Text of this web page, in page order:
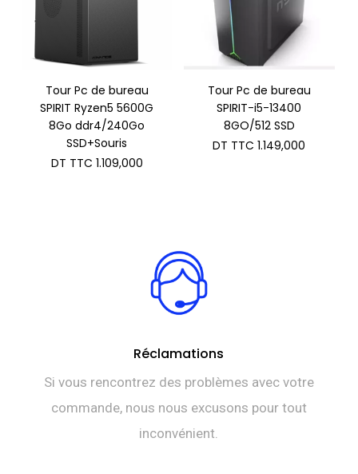
Tour Pc de bureau
SPIRIT Ryzen5 5600G
8Go ddr4/240Go
SSD+Souris
DT TTC 1.109,000
Tour Pc de bureau
SPIRIT-i5-13400
8GO/512 SSD
DT TTC 1.149,000
Réclamations
Si vous rencontrez des problèmes avec votre
commande, nous nous excusons pour tout
inconvénient.